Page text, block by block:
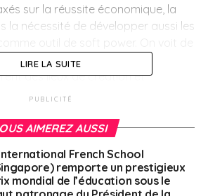
sur la réussite économique, la
la nécessité de développer aussi les
artistes qui forment des
des lieux de création et
par exemple Starch, fondé par
plan 2023-2027 du National Art
travers toute l’île. Autre signal fort :
à la formation en art University of
LIRE LA SUITE
PUBLICITÉ
AIMEREZ AUSSI
French School
remporte un prestigieux
mondial de l’éducation sous le